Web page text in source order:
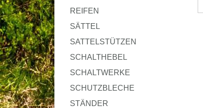
REIFEN
SÄTTEL
SATTELSTÜTZEN
SCHALTHEBEL
SCHALTWERKE
SCHUTZBLECHE
STÄNDER